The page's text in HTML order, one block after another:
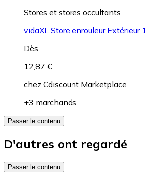
Stores et stores occultants
vidaXL Store enrouleur Extérieur
Dès
12,87 €
chez Cdiscount Marketplace
+3 marchands
Passer le contenu
D'autres ont regardé
Passer le contenu